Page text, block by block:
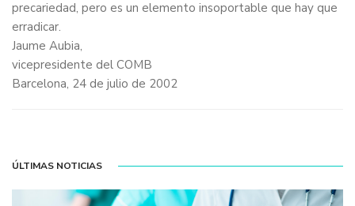
precariedad, pero es un elemento insoportable que hay que
erradicar.
Jaume Aubia,
vicepresidente del COMB
Barcelona, 24 de julio de 2002
ÚLTIMAS NOTICIAS